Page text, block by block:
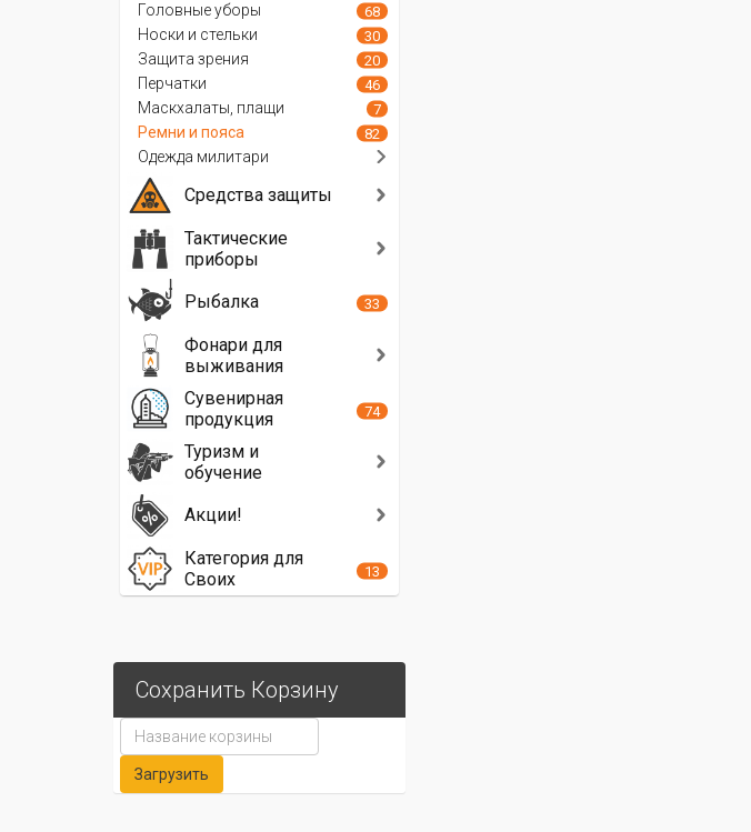
Головные уборы 68
Носки и стельки 30
Защита зрения 20
Перчатки 46
Маскхалаты, плащи 7
Ремни и пояса 82
Одежда милитари
Средства защиты
Тактические
приборы
Рыбалка
33
Фонари для
выживания
Сувенирная
продукция
74
Туризм и
обучение
Акции!
Категория для
Своих
13
Сохранить Корзину